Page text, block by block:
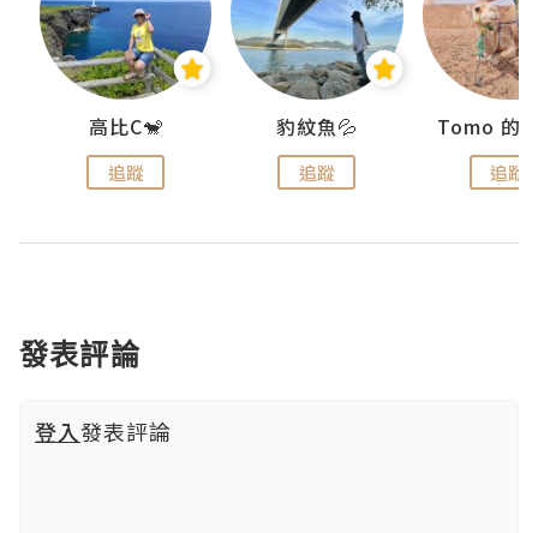
高比C🐒
追蹤
豹紋魚💦
追蹤 追蹤
發表評論
登入發表評論